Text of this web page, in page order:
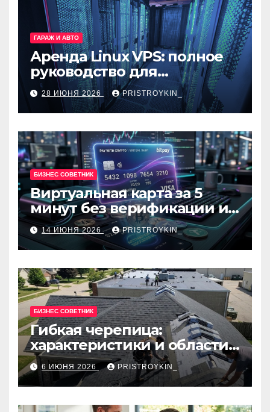
ГАРАЖ И АВТО
Аренда Linux VPS: полное
руководство для
разработчиков и
администраторов
28 ИЮНЯ 2026 PRISTROYKIN_
БИЗНЕС СОВЕТНИК
Виртуальная карта за 5
минут без верификации и
банков с пополнением в
USDT
14 ИЮНЯ 2026 PRISTROYKIN_
БИЗНЕС СОВЕТНИК
Гибкая черепица:
характеристики и области
применения
6 ИЮНЯ 2026 PRISTROYKIN_